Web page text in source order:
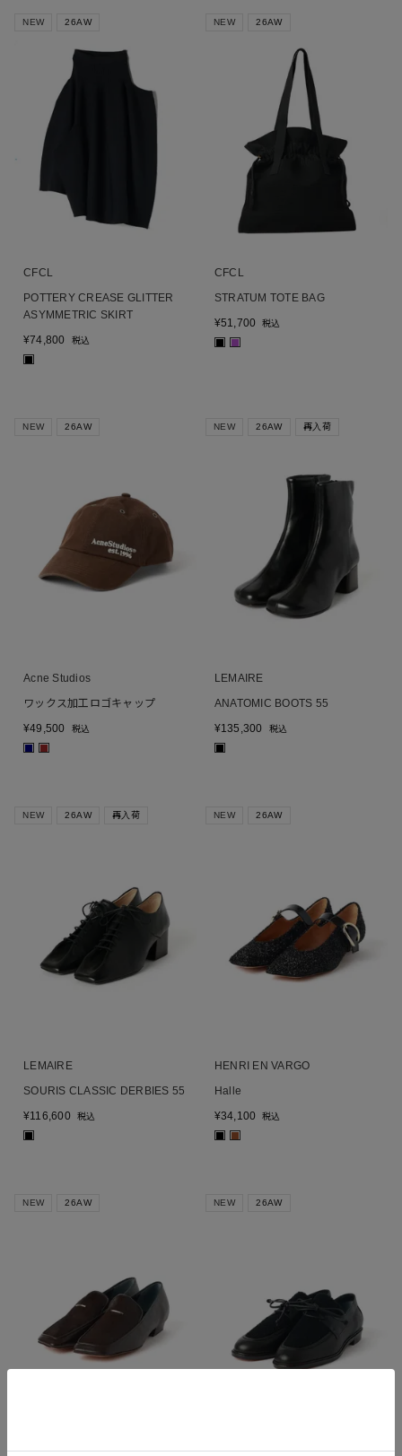
NEW 26AW
CFCL
POTTERY CREASE GLITTER
ASYMMETRIC SKIRT
¥74,800 税込
NEW 26AW
CFCL
STRATUM TOTE BAG
¥51,700 税込
NEW 26AW
Acne Studios
ワックス加工ロゴキャップ
¥49,500 税込
■ ■
NEW 26AW 再入荷
LEMAIRE
ANATOMIC BOOTS 55
¥135,300 税込
■
NEW 26AW 再入荷
LEMAIRE
SOURIS CLASSIC DERBIES 55
¥116,600 税込
■
NEW 26AW
HENRI EN VARGO
Halle
¥34,100 税込
■ ■
NEW 26AW NEW 26AW